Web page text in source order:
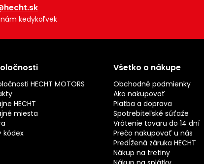
kedykoľvek
HECHT MOTORS
HECHT
miesta
kódex
Všetko o nákupe
Obchodné podmienky
Ako nakupovať
Platba a doprava
Spotrebiteľské súťaže
Vrátenie tovaru do 14 dní
Prečo nakupovať u nás
Predĺžená záruka HECHT
Nákup na tretiny